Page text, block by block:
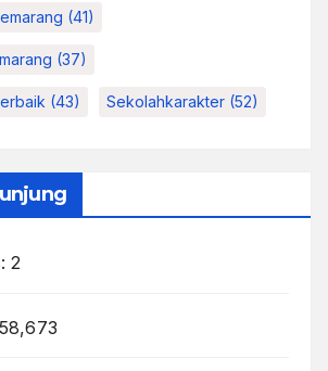
(41)
(37)
(43) Sekolahkarakter (52)
2